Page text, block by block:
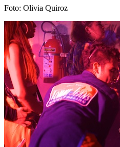
Foto: Olivia Quiroz